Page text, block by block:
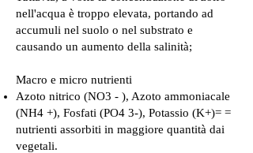
nell'acqua è troppo elevata, portando ad
accumuli nel suolo o nel substrato e
causando un aumento della salinità;
Macro e micro nutrienti
Azoto nitrico (NO3 - ), Azoto ammoniacale
(NH4 +), Fosfati (PO4 3-), Potassio (K+)= =
nutrienti assorbiti in maggiore quantità dai
vegetali.